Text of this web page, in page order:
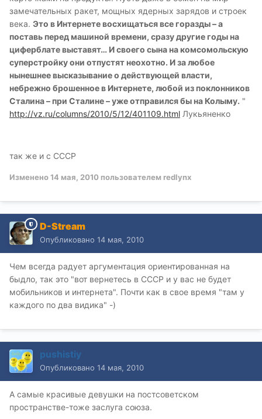
замечательных ракет, мощных ядерных зарядов и строек
века. Это в Интернете восхищаться все горазды – а
поставь перед машиной времени, сразу другие годы на
циферблате выставят… И своего сына на комсомольскую
суперстройку они отпустят неохотно. И за любое
нынешнее высказывание о действующей власти,
небрежно брошенное в Интернете, любой из поклонников
Сталина – при Сталине – уже отправился бы на Колыму. "
http://vz.ru/columns/2010/5/12/401109.html Лукьяненко
так же и с СССР
Изменено14 мая, 2010 пользователем redlynx
D-Stream
Опубликовано 14 мая, 2010
Чем всегда радует аргументация ориентированная на
быдло, так это "вот вернетесь в СССР и у вас не будет
мобильников и интернета". Почти как в свое время "там у
каждого по два видика" -)
pushistiy
Опубликовано 14 мая, 2010
А самые красивые девушки на постсоветском
пространстве-тоже заслуга союза.